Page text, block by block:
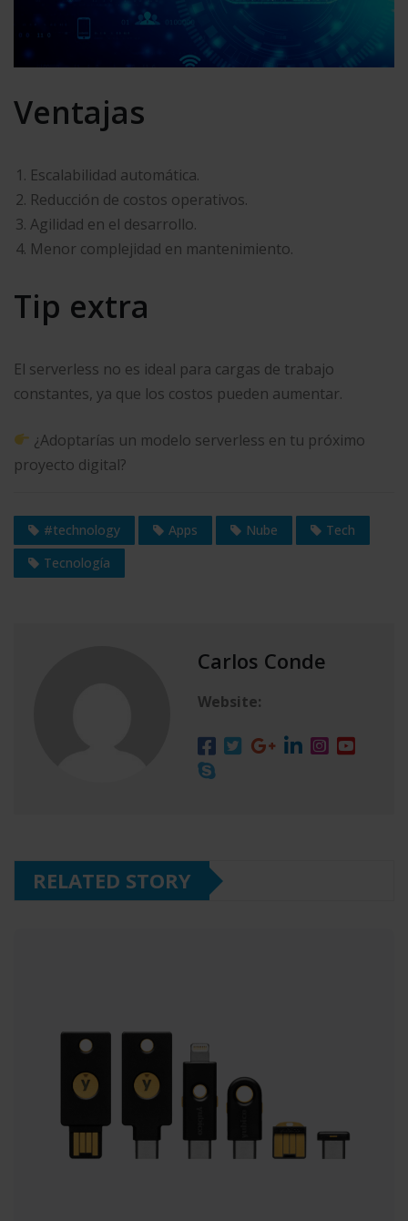
Ventajas
Escalabilidad automática.
Reducción de costos operativos.
Agilidad en el desarrollo.
Menor complejidad en mantenimiento.
Tip extra
El serverless no es ideal para cargas de trabajo
constantes, ya que los costos pueden aumentar.
¿Adoptarías un modelo serverless en tu próximo
proyecto digital?
#technology Apps Nube
Tech
Tecnología
Carlos Conde
Website:
RELATED STORY